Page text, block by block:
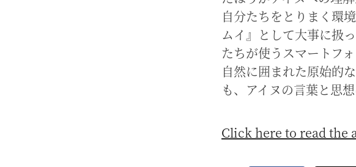
自分たちをとりまく環
ムイ』として大事に扱
たちが使うスマートフ
自然に囲まれた原始的
も、アイヌの言葉と思
Click here to read the